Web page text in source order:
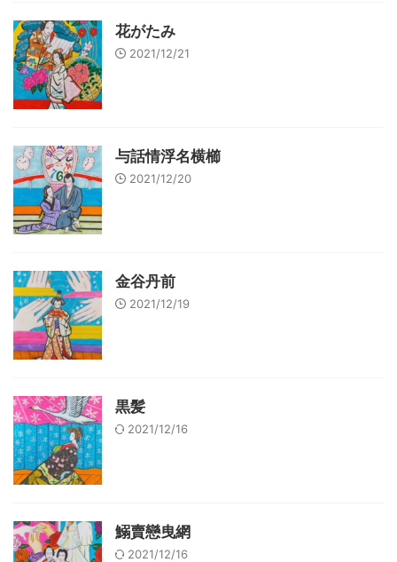
花がたみ
2021/12/21
与話情浮名横櫛
2021/12/20
金谷丹前
2021/12/19
黒髪
2021/12/16
鰯賣戀曳網
2021/12/16